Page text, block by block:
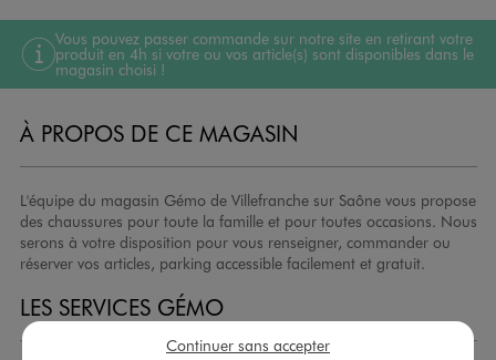
Vous pouvez passer commande sur notre site en retirant votre
produit en 4h si votre ou vos article(s) sont disponibles dans le
magasin choisi !
À PROPOS DE CE MAGASIN
L'équipe du magasin Gémo de Villefranche sur Saône vous propose
des chaussures pour toute la famille et pour toutes occasions. Nous
serons à votre disposition pour vous renseigner, commander ou
réserver vos articles, parking accessible facilement et gratuit.
LES SERVICES GÉMO
Continuer sans accepter